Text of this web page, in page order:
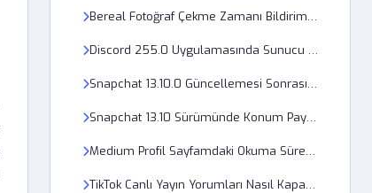
Bereal Fotoğraf Çekme Zamanı Bildirimi Gelmiyor, Ayarlarım Doğru mu?
Discord 255.0 Uygulamasında Sunucu Bildirimleri Neden Gelmiyor?
Snapchat 13.10.0 Güncellemesi Sonrası Kamera Filtresi Hatası Çözümü
Snapchat 13.10 Sürümünde Konum Paylaşma Sorunu Nasıl Çözülür?
Medium Profil Sayfamdaki Okuma Süreleri Yanlış Görünüyor, bir Hata mı Var?
TikTok Canlı Yayın Yorumları Nasıl Kapatılır?